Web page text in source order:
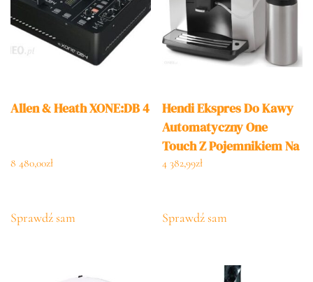
Allen & Heath XONE:DB 4
8 480,00zł
Sprawdź sam
Hendi Ekspres Do Kawy
Automatyczny One
Touch Z Pojemnikiem Na
Mleko 600Ml Srebrny
4 382,99zł
Sprawdź sam